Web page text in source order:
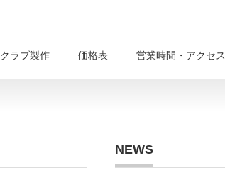
クラブ製作 価格表 営業時間・アクセス
NEWS